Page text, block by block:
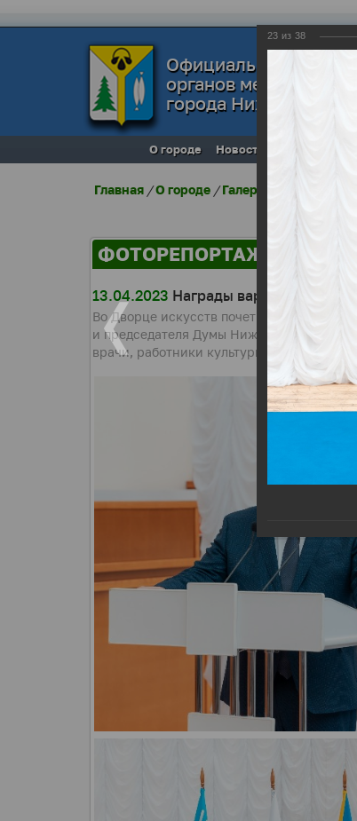
Официальный сайт
органов местного
города
О городе Новости
Главная /О городе /Галерея города
ФОТОРЕПОРТАЖИ
13.04.2023 Награды вартовчан
Во Дворце искусств почетными
и председателя Думы Нижневартовска
врачи, работники культуры.
23 из 38